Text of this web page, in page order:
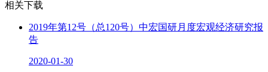
相关下载
2019年第12号（总120号）中宏国研月度宏观经济研究报
告
2020-01-30